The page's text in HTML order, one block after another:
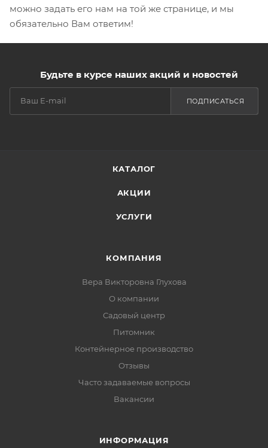
можно задать его нам на той же странице, и мы
обязательно Вам ответим!
Будьте в курсе наших акций и новостей
ПОДПИСАТЬСЯ
КАТАЛОГ
АКЦИИ
УСЛУГИ
КОМПАНИЯ
Вера Викторовна Глухова
О компании
Садовый центр
Питомник
Контейнерное производство
Отзывы
Часто задаваемые вопросы
Вакансии
ИНФОРМАЦИЯ